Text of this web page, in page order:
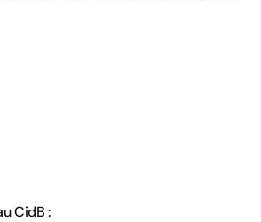
CidB :